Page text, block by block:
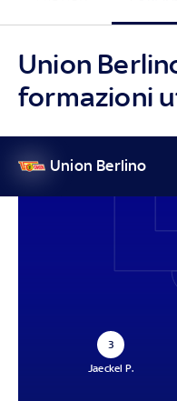
Union
formazioni
Union Berlino
3
Jaeckel P.